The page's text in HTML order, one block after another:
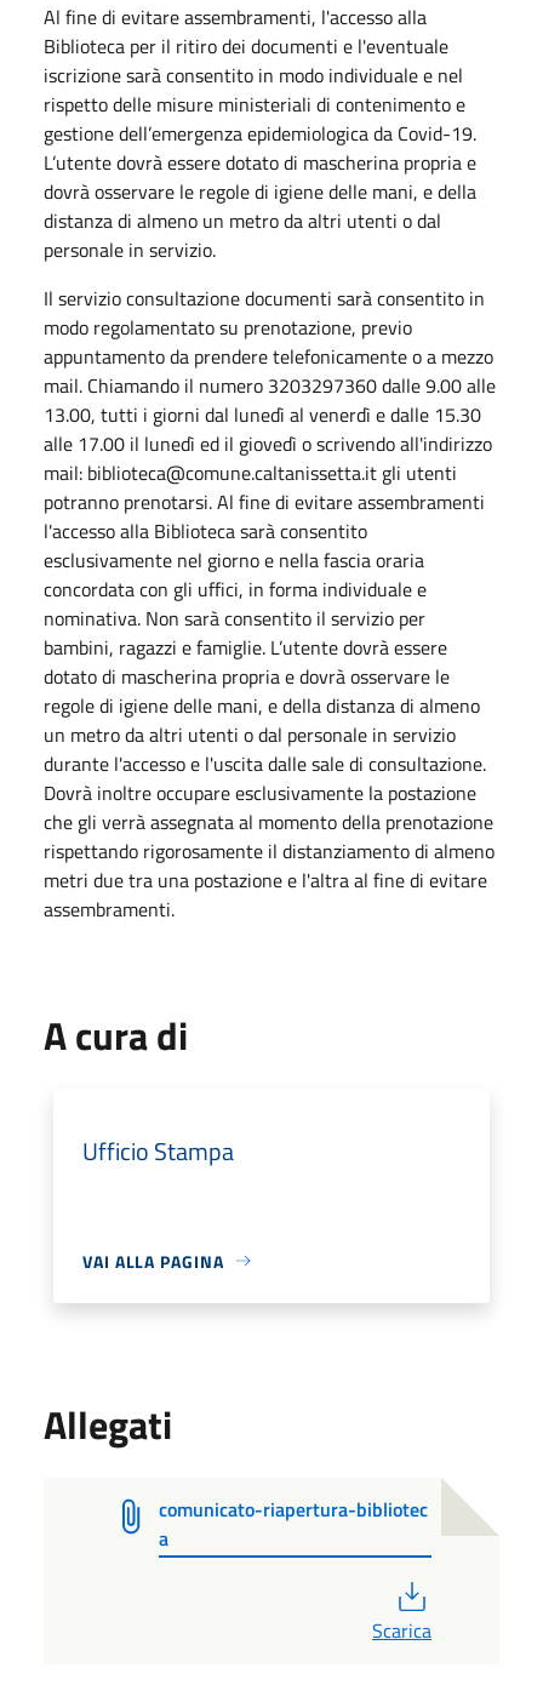
Al fine di evitare assembramenti, l'accesso alla
Biblioteca per il ritiro dei documenti e l'eventuale
iscrizione sarà consentito in modo individuale e nel
rispetto delle misure ministeriali di contenimento e
gestione dell’emergenza epidemiologica da Covid-19.
L’utente dovrà essere dotato di mascherina propria e
dovrà osservare le regole di igiene delle mani, e della
distanza di almeno un metro da altri utenti o dal
personale in servizio.
Il servizio consultazione documenti sarà consentito in
modo regolamentato su prenotazione, previo
appuntamento da prendere telefonicamente o a mezzo
mail. Chiamando il numero 3203297360 dalle 9.00 alle
13.00, tutti i giorni dal lunedì al venerdì e dalle 15.30
alle 17.00 il lunedì ed il giovedì o scrivendo all'indirizzo
mail: biblioteca@comune.caltanissetta.it gli utenti
potranno prenotarsi. Al fine di evitare assembramenti
l'accesso alla Biblioteca sarà consentito
esclusivamente nel giorno e nella fascia oraria
concordata con gli uffici, in forma individuale e
nominativa. Non sarà consentito il servizio per
bambini, ragazzi e famiglie. L’utente dovrà essere
dotato di mascherina propria e dovrà osservare le
regole di igiene delle mani, e della distanza di almeno
un metro da altri utenti o dal personale in servizio
durante l'accesso e l'uscita dalle sale di consultazione.
Dovrà inoltre occupare esclusivamente la postazione
che gli verrà assegnata al momento della prenotazione
rispettando rigorosamente il distanziamento di almeno
metri due tra una postazione e l'altra al fine di evitare
assembramenti.
A cura di
Ufficio Stampa
VAI ALLA PAGINA
Allegati
comunicato-riapertura-bibliotec
a
Scarica